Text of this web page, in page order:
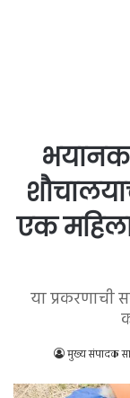
एक
या प्रकरणाची
मुख्य संपादक